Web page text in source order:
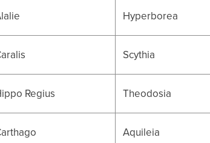
Hyperborea
Scythia
Regius Theodosia
Aquileia